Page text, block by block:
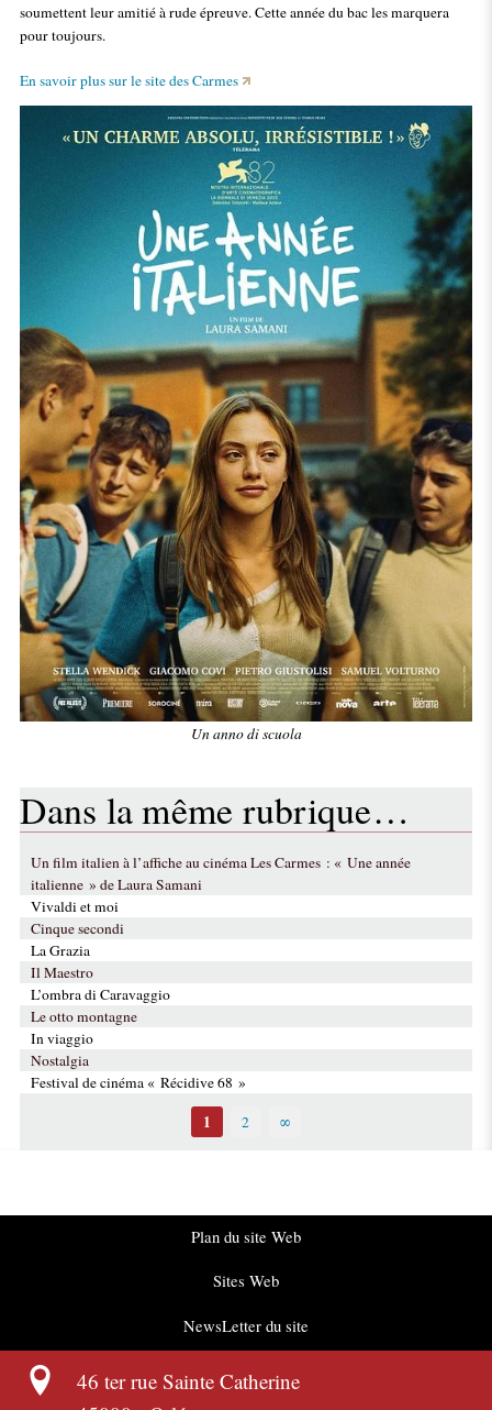
soumettent leur amitié à rude épreuve. Cette année du bac les marquera
pour toujours.
En savoir plus sur le site des Carmes
Un anno di scuola
Dans la même rubrique…
Un film italien à l’affiche au cinéma Les Carmes : « Une année
italienne » de Laura Samani
Vivaldi et moi
Cinque secondi
La Grazia
Il Maestro
L’ombra di Caravaggio
Le otto montagne
In viaggio
Nostalgia
Festival de cinéma « Récidive 68 »
1 2 ∞
Plan du site Web
Sites Web
NewsLetter du site
46 ter rue Sainte Catherine